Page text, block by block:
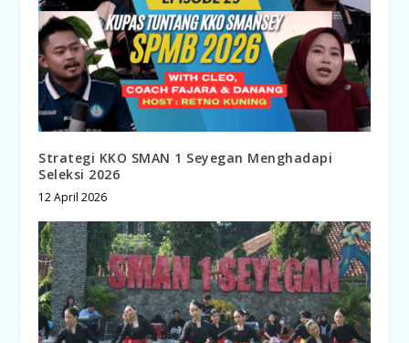
Strategi KKO SMAN 1 Seyegan Menghadapi
Seleksi 2026
12 April 2026